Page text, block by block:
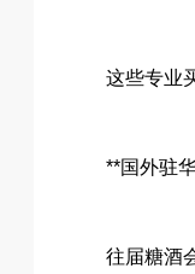
这些专业
**国外驻
往届糖酒